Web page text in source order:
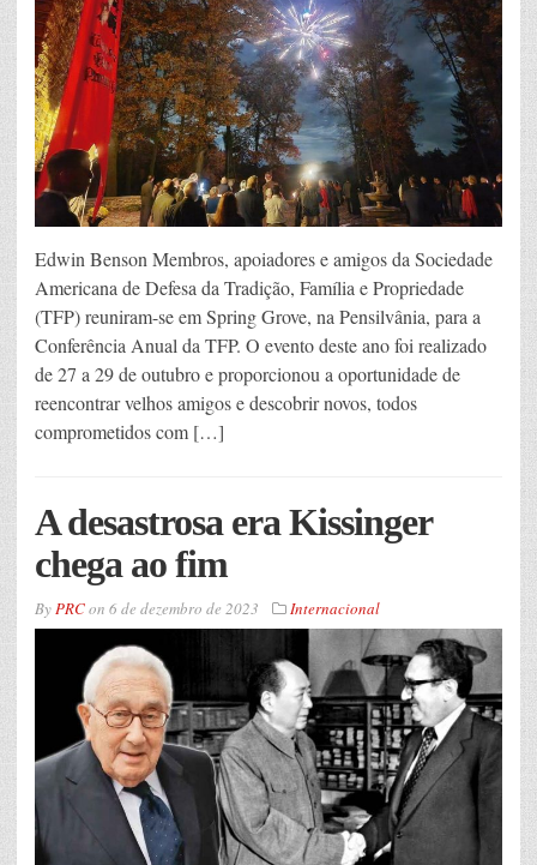
Edwin Benson Membros, apoiadores e amigos da Sociedade
Americana de Defesa da Tradição, Família e Propriedade
(TFP) reuniram-se em Spring Grove, na Pensilvânia, para a
Conferência Anual da TFP. O evento deste ano foi realizado
de 27 a 29 de outubro e proporcionou a oportunidade de
reencontrar velhos amigos e descobrir novos, todos
comprometidos com […]
A desastrosa era Kissinger
chega ao fim
By PRCon 6 de dezembro de 2023 Internacional